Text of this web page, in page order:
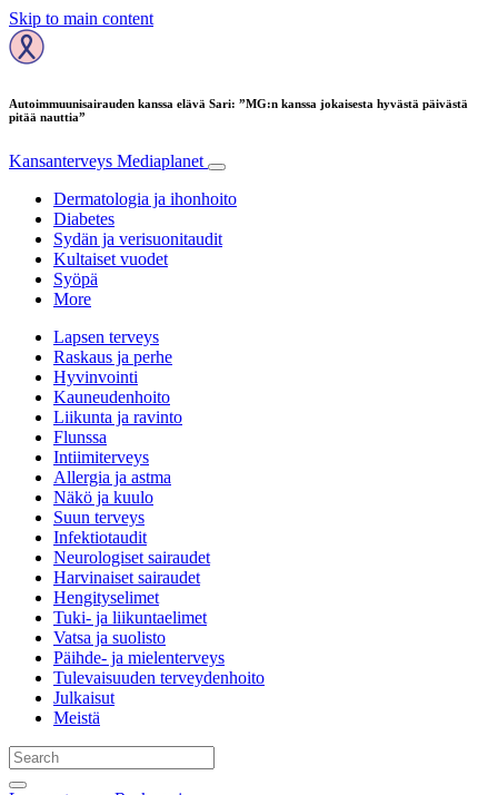
Skip to main content
Autoimmuunisairauden kanssa elävä Sari: ”MG:n kanssa jokaisesta hyvästä päivästä
pitää nauttia”
Kansanterveys Mediaplanet
Dermatologia ja ihonhoito
Diabetes
Sydän ja verisuonitaudit
Kultaiset vuodet
Syöpä
More
Lapsen terveys
Raskaus ja perhe
Hyvinvointi
Kauneudenhoito
Liikunta ja ravinto
Flunssa
Intiimiterveys
Allergia ja astma
Näkö ja kuulo
Suun terveys
Infektiotaudit
Neurologiset sairaudet
Harvinaiset sairaudet
Hengityselimet
Tuki- ja liikuntaelimet
Vatsa ja suolisto
Päihde- ja mielenterveys
Tulevaisuuden terveydenhoito
Julkaisut
Meistä